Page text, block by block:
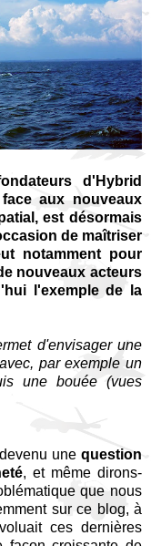
d' Hybrid
aux nouveaux
est désormais
de maîtriser
notamment pour
nouveaux acteurs
l'exemple de la
d'envisager une
par exemple un
une bouée (vues
une question
, et même dirons-
que nous
sur ce blog, à
ces dernières